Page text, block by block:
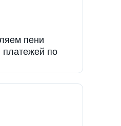
пени
платежей по